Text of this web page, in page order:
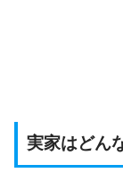
実家はどん